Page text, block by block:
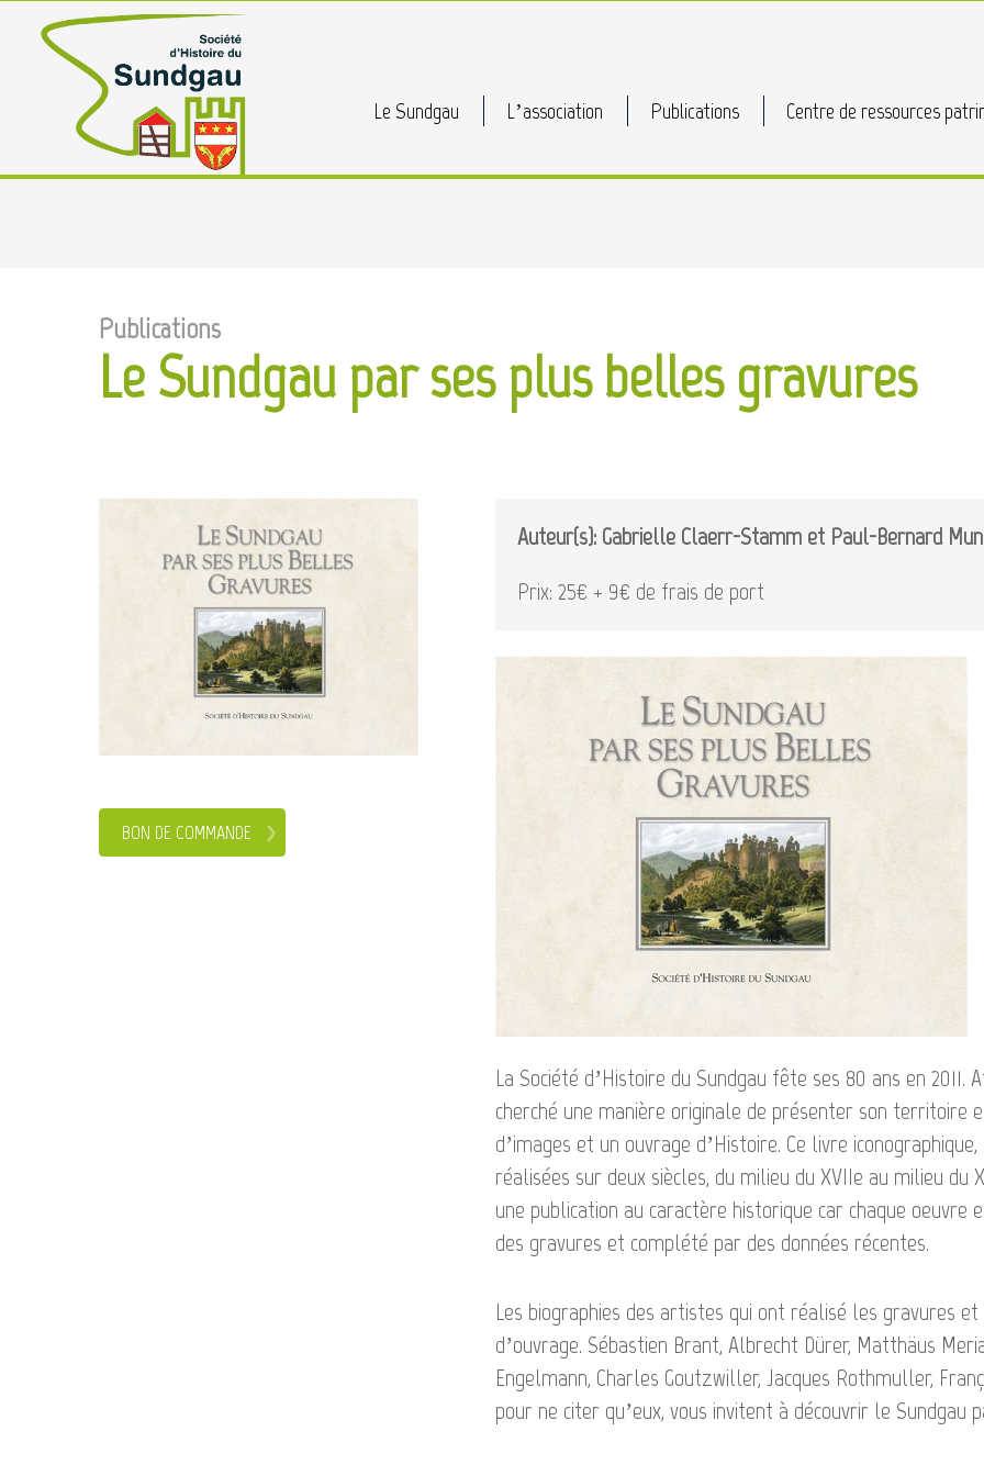
Cliquez [ENTREE] pour lancer la recherche
Le Sundgau L’association Publications Centre de ressources
Publications
Le Sundgau par ses plus belles gravures
BON DE COMMANDE
Auteur(s): Gabrielle Claerr-Stamm et Paul-Bernard
Prix: 25€ + 9€ de frais de port
La Société d’Histoire du Sundgau fête ses 80 ans en
cherché une manière originale de présenter son
d’images et un ouvrage d’Histoire. Ce livre
réalisées sur deux siècles, du milieu du XVIIe au milieu
une publication au caractère historique car chaque oeuvre
des gravures et complété par des données récentes.
Les biographies des artistes qui ont réalisé les gravures
d’ouvrage. Sébastien Brant, Albrecht Dürer, Matthäus
Engelmann, Charles Goutzwiller, Jacques Rothmuller,
pour ne citer qu’eux, vous invitent à découvrir le Sundgau